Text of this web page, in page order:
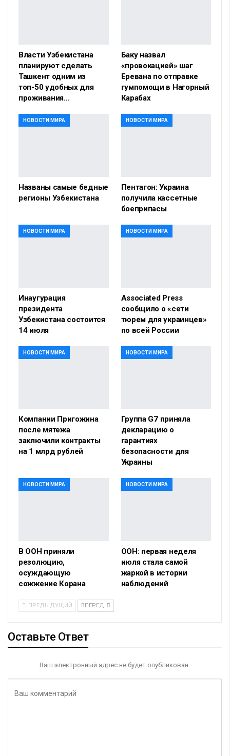
Власти Узбекистана
планируют сделать
Ташкент одним из
топ-50 удобных для
проживания…
Баку назвал
«провокацией» шаг
Еревана по отправке
гумпомощи в Нагорный
Карабах
НОВОСТИ МИРА
Названы самые бедные
регионы Узбекистана
НОВОСТИ МИРА
Пентагон: Украина
получила кассетные
боеприпасы
НОВОСТИ МИРА
Инаугурация
президента
Узбекистана состоится
14 июля
НОВОСТИ МИРА
Associated Press
сообщило о «сети
тюрем для украинцев»
по всей России
НОВОСТИ МИРА
Компании Пригожина
после мятежа
заключили контракты
на 1 млрд рублей
НОВОСТИ МИРА
Группа G7 приняла
декларацию о
гарантиях
безопасности для
Украины
НОВОСТИ МИРА
В ООН приняли
резолюцию,
осуждающую
сожжение Корана
НОВОСТИ МИРА
ООН: первая неделя
июля стала самой
жаркой в истории
наблюдений
ПРЕДЫДУЩИЙ ВПЕРЕД
Оставьте Ответ
Ваш электронный адрес не будет опубликован.